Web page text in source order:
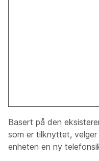
Basert på den
som er tilknyttet,
enheten en ny